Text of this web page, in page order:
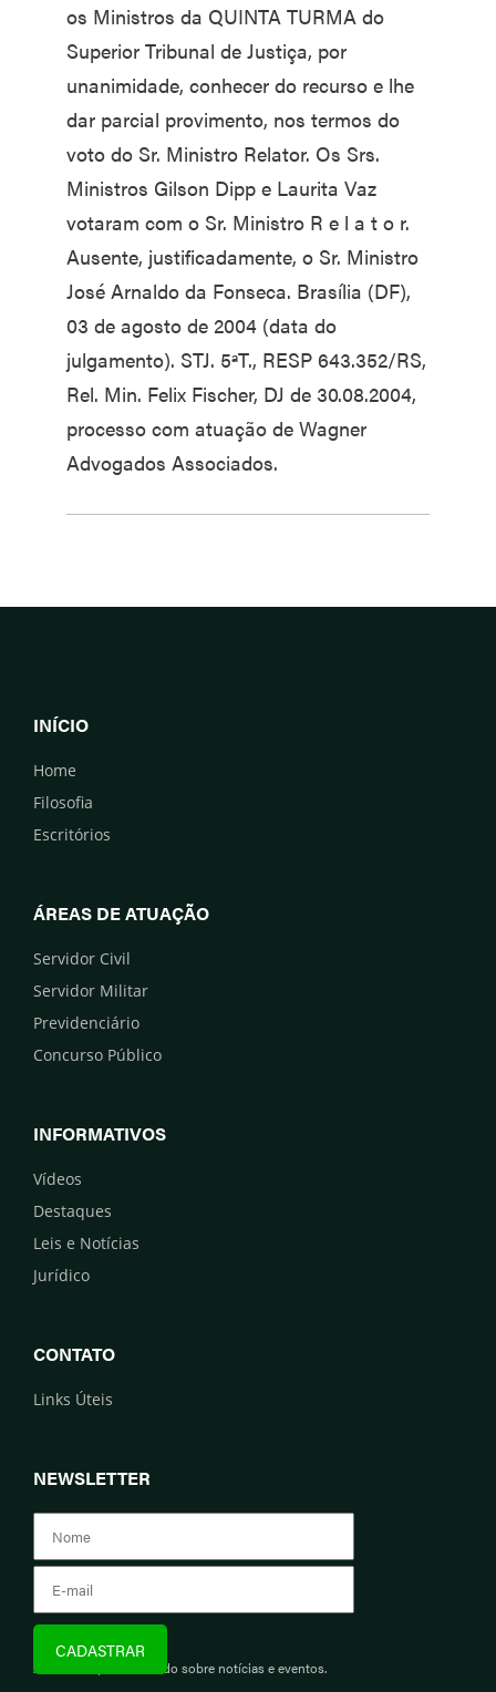
os Ministros da QUINTA TURMA do
Superior Tribunal de Justiça, por
unanimidade, conhecer do recurso e lhe
dar parcial provimento, nos termos do
voto do Sr. Ministro Relator. Os Srs.
Ministros Gilson Dipp e Laurita Vaz
votaram com o Sr. Ministro R e l a t o r.
Ausente, justificadamente, o Sr. Ministro
José Arnaldo da Fonseca. Brasília (DF),
03 de agosto de 2004 (data do
julgamento). STJ. 5ªT., RESP 643.352/RS,
Rel. Min. Felix Fischer, DJ de 30.08.2004,
processo com atuação de Wagner
Advogados Associados.
INÍCIO
Home
Filosofia
Escritórios
ÁREAS DE ATUAÇÃO
Servidor Civil
Servidor Militar
Previdenciário
Concurso Público
INFORMATIVOS
Vídeos
Destaques
Leis e Notícias
Jurídico
CONTATO
Links Úteis
NEWSLETTER
Assine e fique informado sobre notícias e eventos.